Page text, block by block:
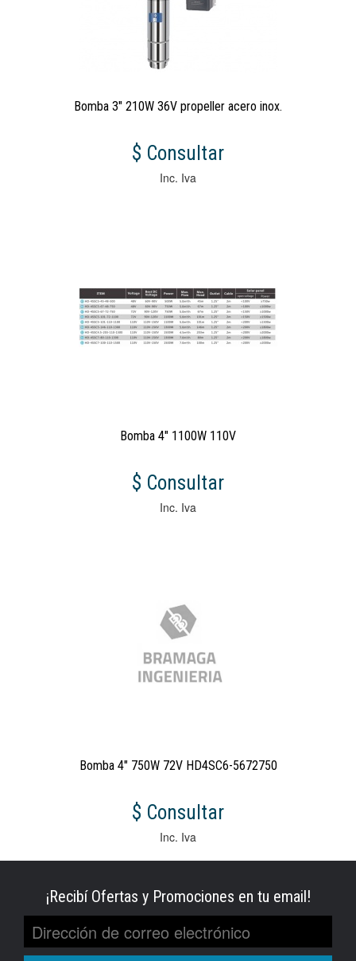
Bomba 3" 210W 36V propeller acero inox.
$ Consultar
Inc. Iva
Bomba 4" 1100W 110V
$ Consultar
Inc. Iva
Bomba 4" 750W 72V HD4SC6-5672750
$ Consultar
Inc. Iva
¡Recibí Ofertas y Promociones en tu email!